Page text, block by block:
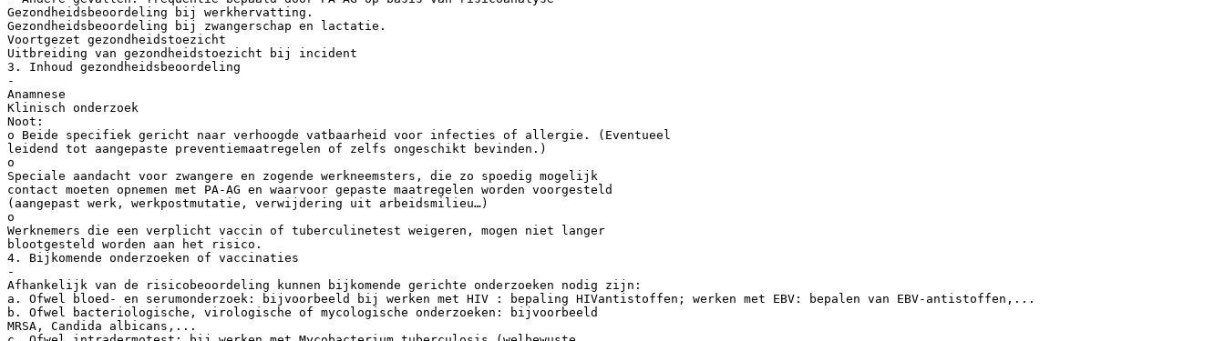
Gezondheidsbeoordeling bij werkhervatting.
Gezondheidsbeoordeling bij zwangerschap en lactatie.
Voortgezet gezondheidstoezicht
Uitbreiding van gezondheidstoezicht bij incident
3. Inhoud gezondheidsbeoordeling
-
Anamnese
Klinisch onderzoek
Noot:
o Beide specifiek gericht naar verhoogde vatbaarheid voor infecties of allergie. (Eventueel
leidend tot aangepaste preventiemaatregelen of zelfs ongeschikt bevinden.)
o
Speciale aandacht voor zwangere en zogende werkneemsters, die zo spoedig mogelijk
contact moeten opnemen met PA-AG en waarvoor gepaste maatregelen worden voorgesteld
(aangepast werk, werkpostmutatie, verwijdering uit arbeidsmilieu…)
o
Werknemers die een verplicht vaccin of tuberculinetest weigeren, mogen niet langer
blootgesteld worden aan het risico.
4. Bijkomende onderzoeken of vaccinaties
-
Afhankelijk van de risicobeoordeling kunnen bijkomende gerichte onderzoeken nodig zijn:
a. Ofwel bloed- en serumonderzoek: bijvoorbeeld bij werken met HIV : bepaling HIVantistoffen; werken met EBV: bepalen van EBV-antistoffen,...
b. Ofwel bacteriologische, virologische of mycologische onderzoeken: bijvoorbeeld
MRSA, Candida albicans,...